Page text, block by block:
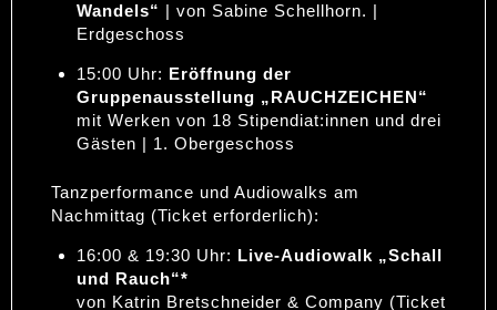
Wandels“ | von Sabine Schellhorn. |
Erdgeschoss
15:00 Uhr: Eröffnung der
Gruppenausstellung „RAUCHZEICHEN“
mit Werken von 18 Stipendiat:innen und drei
Gästen | 1. Obergeschoss
Tanzperformance und Audiowalks am
Nachmittag (Ticket erforderlich):
16:00 & 19:30 Uhr: Live-Audiowalk „Schall
und Rauch“*
von Katrin Bretschneider & Company (Ticket